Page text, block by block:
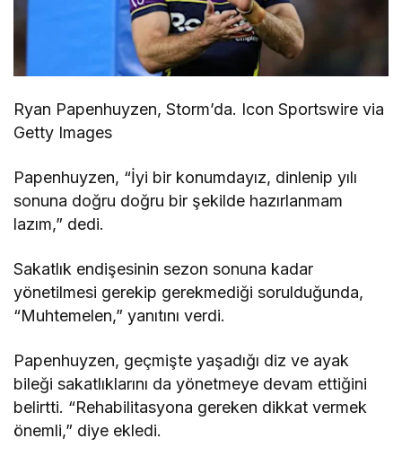
Ryan Papenhuyzen, Storm’da. Icon Sportswire via
Getty Images
Papenhuyzen, “İyi bir konumdayız, dinlenip yılı
sonuna doğru doğru bir şekilde hazırlanmam
lazım,” dedi.
Sakatlık endişesinin sezon sonuna kadar
yönetilmesi gerekip gerekmediği sorulduğunda,
“Muhtemelen,” yanıtını verdi.
Papenhuyzen, geçmişte yaşadığı diz ve ayak
bileği sakatlıklarını da yönetmeye devam ettiğini
belirtti. “Rehabilitasyona gereken dikkat vermek
önemli,” diye ekledi.